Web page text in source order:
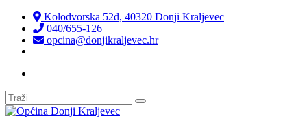
Kolodvorska 52d, 40320 Donji Kraljevec
040/655-126
opcina@donjikraljevec.hr